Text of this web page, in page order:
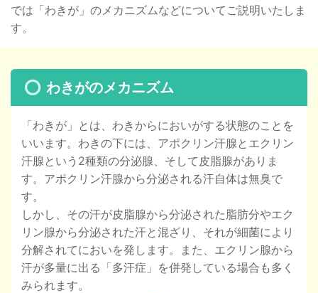
では「わきが」のメカニズムなどについてご説明いたしま
す。
わきがのメカニズム
「わきが」とは、わきからにおいがする状態のことを
いいます。わきの下には、アポクリン汗腺とエクリン
汗腺という2種類の分泌腺、そして皮脂腺がありま
す。アポクリン汗腺から分泌される汗自体は無臭で
す。
しかし、その汗が皮脂腺から分泌された脂肪分やエク
リン腺から分泌された汗と混ざり、それが細菌により
分解されてにおいを発します。また、エクリン腺から
汗が多量に出る「多汗症」を併発している場合も多く
みられます。